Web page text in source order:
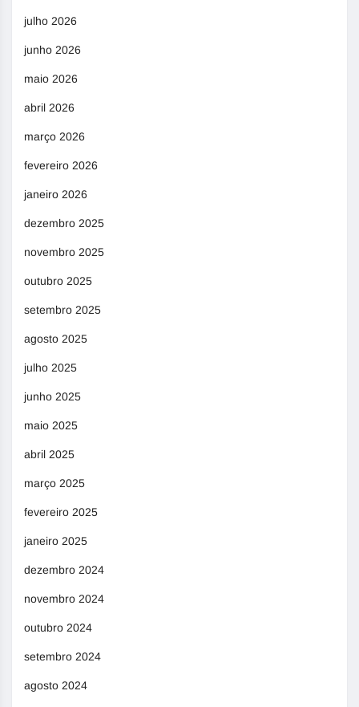
julho 2026
junho 2026
maio 2026
abril 2026
março 2026
fevereiro 2026
janeiro 2026
dezembro 2025
novembro 2025
outubro 2025
setembro 2025
agosto 2025
julho 2025
junho 2025
maio 2025
abril 2025
março 2025
fevereiro 2025
janeiro 2025
dezembro 2024
novembro 2024
outubro 2024
setembro 2024
agosto 2024